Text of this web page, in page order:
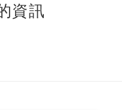
資訊